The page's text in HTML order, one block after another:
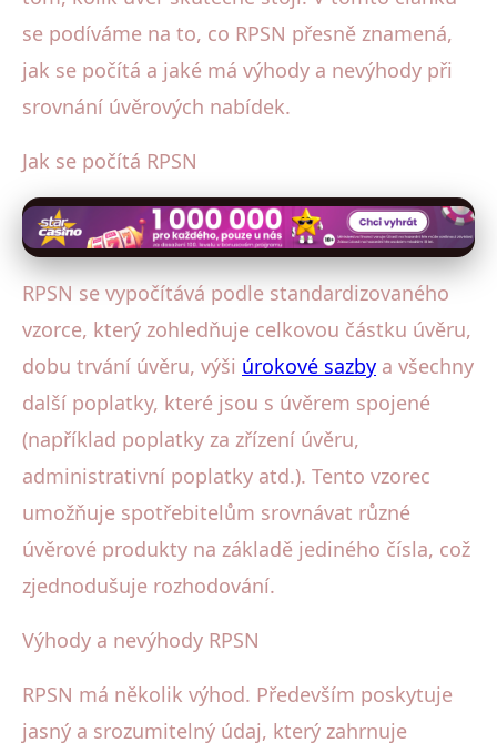
se podíváme na to, co RPSN přesně znamená,
jak se počítá a jaké má výhody a nevýhody při
srovnání úvěrových nabídek.
Jak se počítá RPSN
RPSN se vypočítává podle standardizovaného
vzorce, který zohledňuje celkovou částku úvěru,
dobu trvání úvěru, výši úrokové sazby a všechny
další poplatky, které jsou s úvěrem spojené
(například poplatky za zřízení úvěru,
administrativní poplatky atd.). Tento vzorec
umožňuje spotřebitelům srovnávat různé
úvěrové produkty na základě jediného čísla, což
zjednodušuje rozhodování.
Výhody a nevýhody RPSN
RPSN má několik výhod. Především poskytuje
jasný a srozumitelný údaj, který zahrnuje